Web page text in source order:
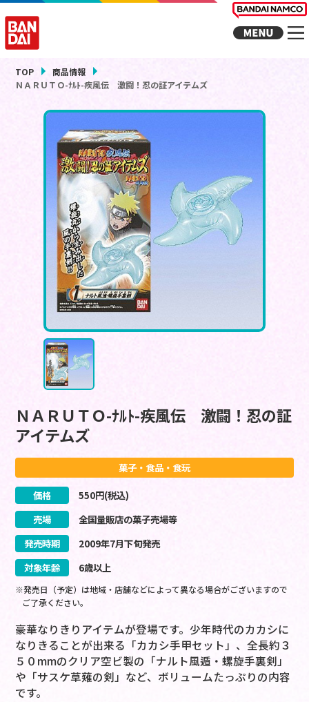
TOP
商品情報
ＮＡＲＵＴＯ-ﾅﾙﾄ-疾風伝 激闘！忍の証アイテムズ
ＮＡＲＵＴＯ-ﾅﾙﾄ-疾風伝 激闘！忍の証
アイテムズ
菓子・食品・食玩
価格 550円(税込)
売場
全国量販店の菓子売場等
発売時期
2009年7月下旬発売
対象年齢
6歳以上
※発売日（予定）は地域・店舗などによって異なる場合がございますので
ご了承ください。
豪華なりきりアイテムが登場です。少年時代のカカシに
なりきることが出来る「カカシ手甲セット」、全長約３
５０mmのクリア空ビ製の「ナルト風遁・螺旋手裏剣」
や「サスケ草薙の剣」など、ボリュームたっぷりの内容
です。